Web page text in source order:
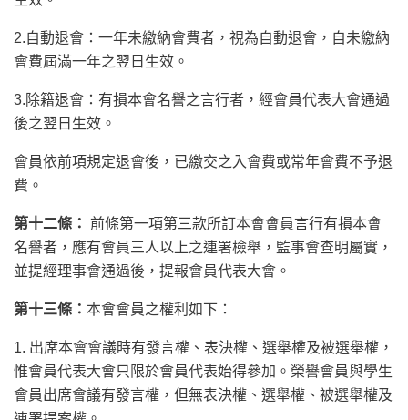
2.自動退會：一年未繳納會費者，視為自動退會，自未繳納
會費屆滿一年之翌日生效。
3.除籍退會：有損本會名譽之言行者，經會員代表大會通過
後之翌日生效。
會員依前項規定退會後，已繳交之入會費或常年會費不予退
費。
第十二條： 前條第一項第三款所訂本會會員言行有損本會
名譽者，應有會員三人以上之連署檢舉，監事會查明屬實，
並提經理事會通過後，提報會員代表大會。
第十三條： 本會會員之權利如下：
1. 出席本會會議時有發言權、表決權、選舉權及被選舉權，
惟會員代表大會只限於會員代表始得參加。榮譽會員與學生
會員出席會議有發言權，但無表決權、選舉權、被選舉權及